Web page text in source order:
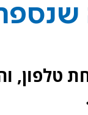
פלטר שיחת